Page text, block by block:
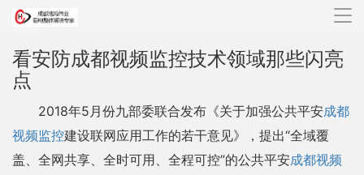
导
看安防成都视频监控技术领域那些闪亮
点
2018年5月份九部委联合发布《关于加强公共平安成都
视频监控建设联网应用工作的若干意见》，提出“全域覆
盖、全网共享、全时可用、全程可控”的公共平安成都视频